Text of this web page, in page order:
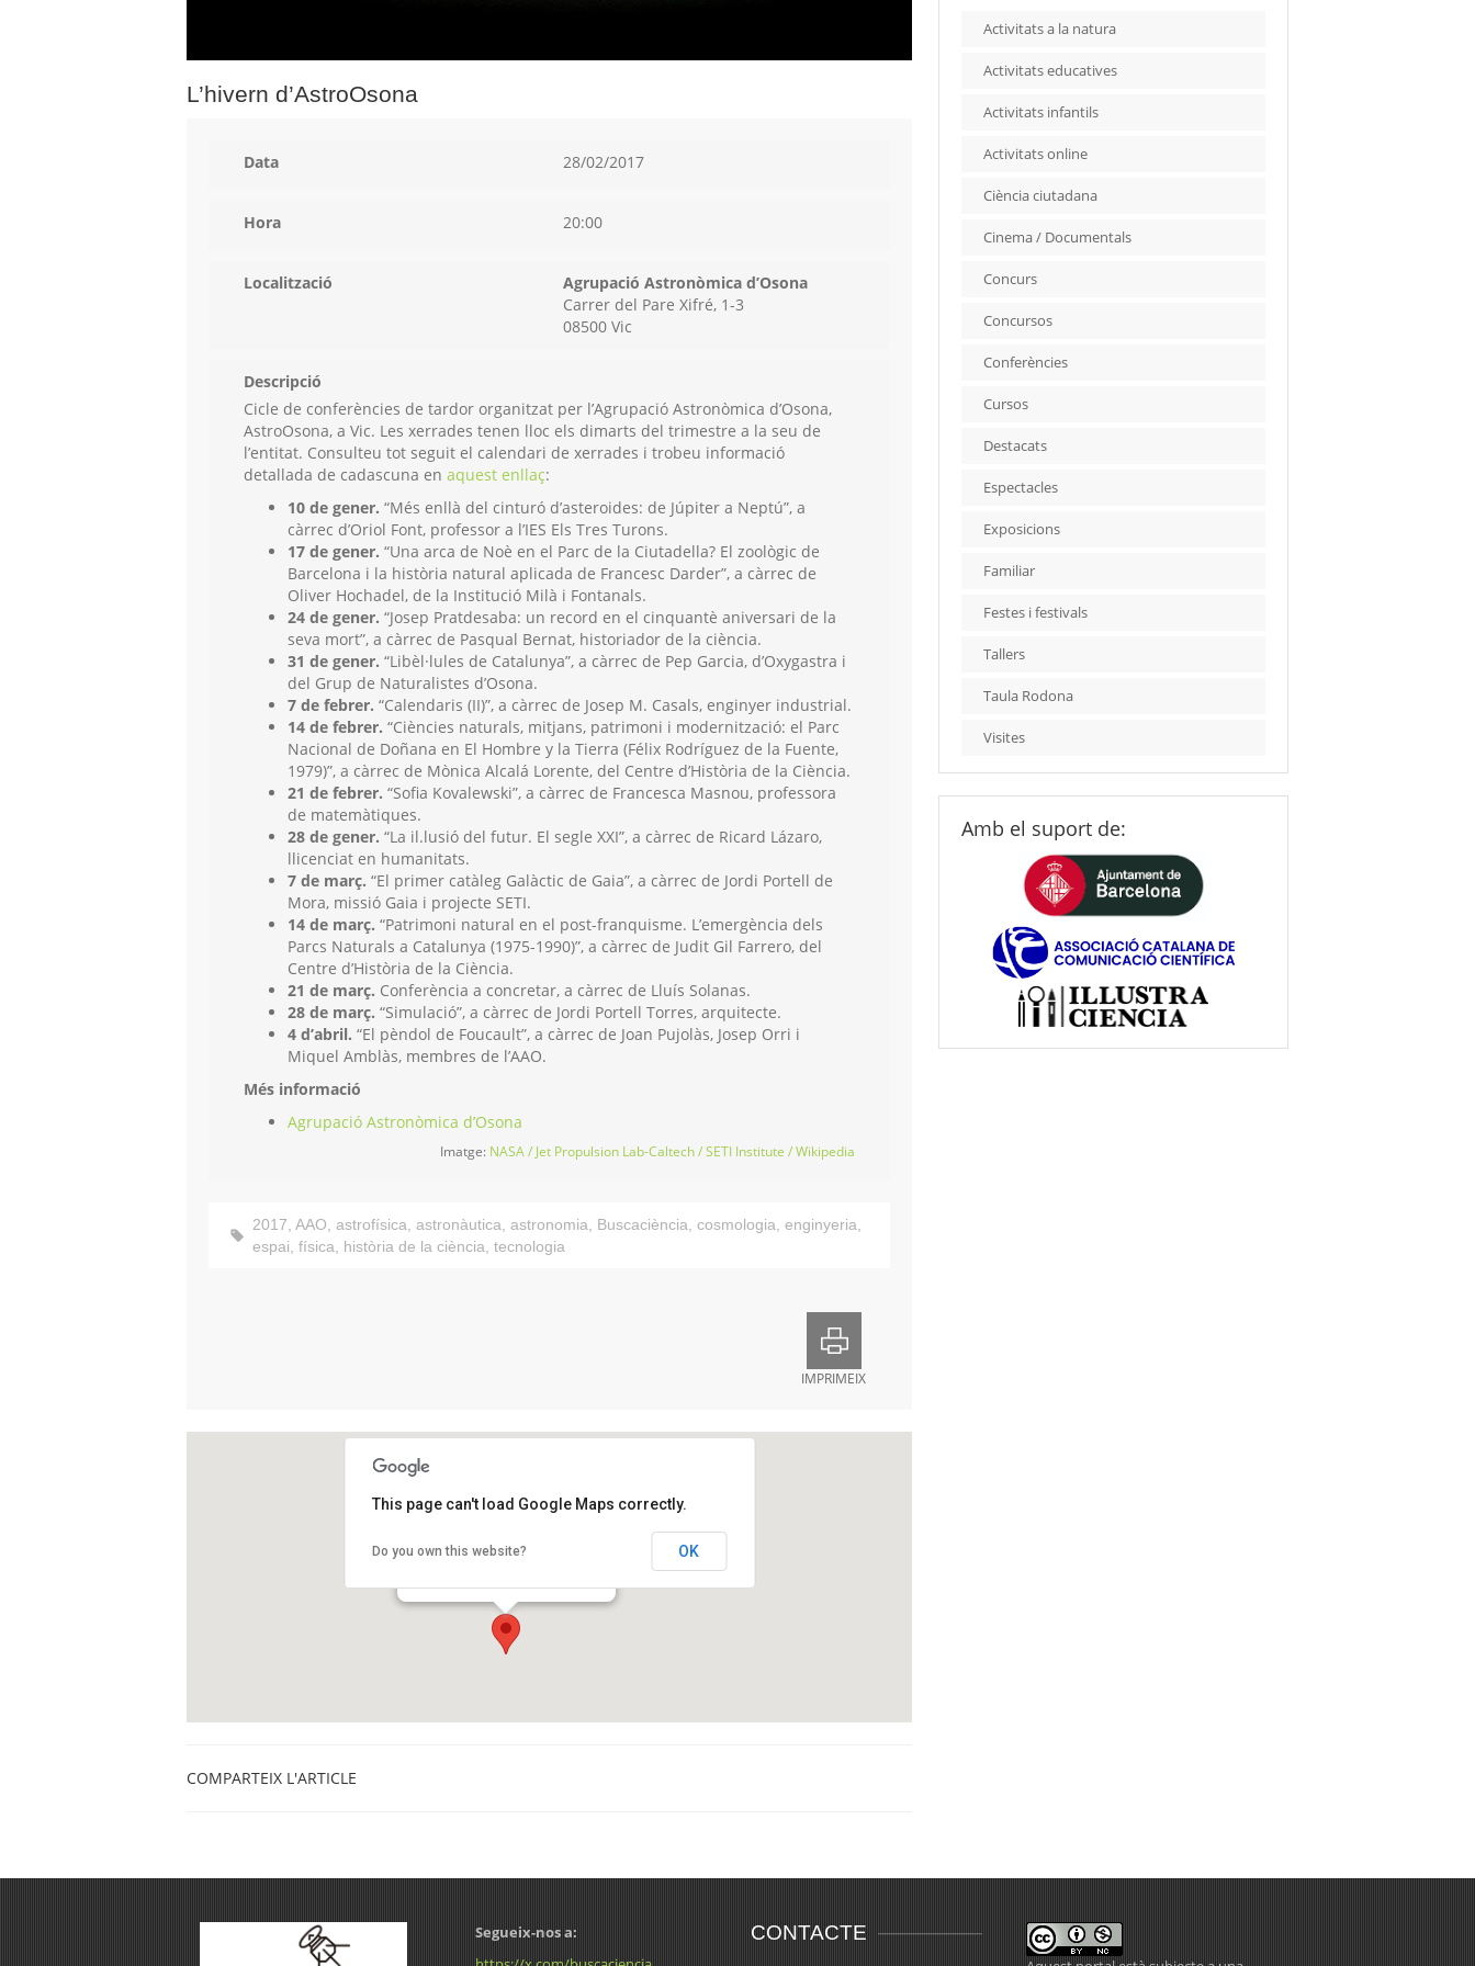
L’hivern d’AstroOsona
Data 28/02/2017
Hora 20:00
Localització
Agrupació Astronòmica d’Osona
Carrer del Pare Xifré, 1-3
08500 Vic
Descripció
Cicle de conferències de tardor organitzat per l’Agrupació Astronòmica d’Osona,
AstroOsona, a Vic. Les xerrades tenen lloc els dimarts del trimestre a la seu de
l’entitat. Consulteu tot seguit el calendari de xerrades i trobeu informació
detallada de cadascuna en aquest enllaç:
10 de gener. “Més enllà del cinturó d’asteroides: de Júpiter a Neptú”, a
càrrec d’Oriol Font, professor a l’IES Els Tres Turons.
17 de gener. “Una arca de Noè en el Parc de la Ciutadella? El zoològic de
Barcelona i la història natural aplicada de Francesc Darder”, a càrrec de
Oliver Hochadel, de la Institució Milà i Fontanals.
24 de gener. “Josep Pratdesaba: un record en el cinquantè aniversari de la
seva mort”, a càrrec de Pasqual Bernat, historiador de la ciència.
31 de gener. “Libèl·lules de Catalunya”, a càrrec de Pep Garcia, d’Oxygastra i
del Grup de Naturalistes d’Osona.
7 de febrer. “Calendaris (II)”, a càrrec de Josep M. Casals, enginyer industrial.
14 de febrer. “Ciències naturals, mitjans, patrimoni i modernització: el Parc
Nacional de Doñana en El Hombre y la Tierra (Félix Rodríguez de la Fuente,
1979)”, a càrrec de Mònica Alcalá Lorente, del Centre d’Història de la Ciència.
21 de febrer. “Sofia Kovalewski”, a càrrec de Francesca Masnou, professora
de matemàtiques.
28 de gener. “La il.lusió del futur. El segle XXI”, a càrrec de Ricard Lázaro,
llicenciat en humanitats.
7 de març. “El primer catàleg Galàctic de Gaia”, a càrrec de Jordi Portell de
Mora, missió Gaia i projecte SETI.
14 de març. “Patrimoni natural en el post-franquisme. L’emergència dels
Parcs Naturals a Catalunya (1975-1990)”, a càrrec de Judit Gil Farrero, del
Centre d’Història de la Ciència.
21 de març. Conferència a concretar, a càrrec de Lluís Solanas.
28 de març. “Simulació”, a càrrec de Jordi Portell Torres, arquitecte.
4 d’abril. “El pèndol de Foucault”, a càrrec de Joan Pujolàs, Josep Orri i
Miquel Amblàs, membres de l’AAO.
Més informació
Agrupació Astronòmica d’Osona
Imatge: NASA / Jet Propulsion Lab-Caltech / SETI Institute / Wikipedia
2017, AAO, astrofísica, astronàutica, astronomia, Buscaciència, cosmologia, enginyeria,
espai, física, història de la ciència, tecnologia
IMPRIMEIX
Carrer del Pare Xifré, 1-3
This page can't load Google Maps correctly.
Do you own this website? OK
COMPARTEIX L'ARTICLE
Activitats a la natura
Activitats educatives
Activitats infantils
Activitats online
Ciència ciutadana
Cinema / Documentals
Concurs
Concursos
Conferències
Cursos
Destacats
Espectacles
Exposicions
Familiar
Festes i festivals
Tallers
Taula Rodona
Visites
Amb el suport de:
Segueix-nos a:
CONTACTE